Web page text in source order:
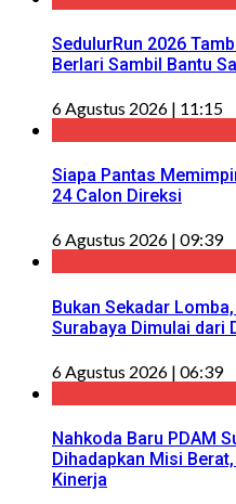
SedulurRun 2026
Berlari Sambil Bantu
6 Agustus 2026 | 11:15
Siapa Pantas
24 Calon Direksi
6 Agustus 2026 | 09:39
Bukan Sekadar
Surabaya Dimulai dari
6 Agustus 2026 | 06:39
Nahkoda Baru PDAM
Dihadapkan Misi
Kinerja